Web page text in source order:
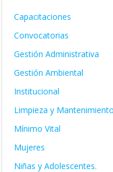
Capacitaciones
Convocatorias
Gestión Administrativa
Gestión Ambiental
Institucional
Limpieza y Mantenimiento
Mínimo Vital
Mujeres
Niñas y Adolescentes.